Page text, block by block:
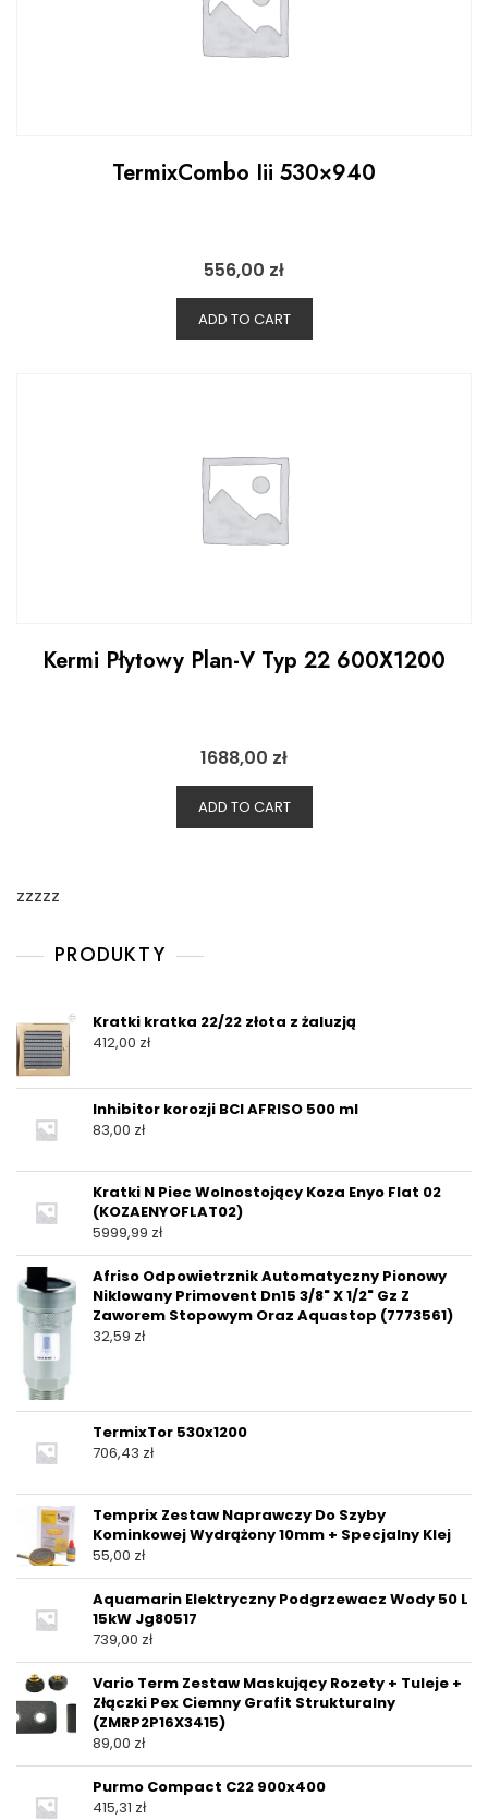
TermixCombo Iii 530×940
556,00 zł
ADD TO CART
Kermi Płytowy Plan-V Typ 22 600X1200
1688,00 zł
ADD TO CART
zzzzz
PRODUKTY
Kratki kratka 22/22 złota z żaluzją
412,00 zł
Inhibitor korozji BCI AFRISO 500 ml
83,00 zł
Kratki N Piec Wolnostojący Koza Enyo Flat 02
(KOZAENYOFLAT02)
5999,99 zł
Afriso Odpowietrznik Automatyczny Pionowy
Niklowany Primovent Dn15 3/8" X 1/2" Gz Z
Zaworem Stopowym Oraz Aquastop (7773561)
32,59 zł
TermixTor 530x1200
706,43 zł
Temprix Zestaw Naprawczy Do Szyby
Kominkowej Wydrążony 10mm + Specjalny Klej
55,00 zł
Aquamarin Elektryczny Podgrzewacz Wody 50 L
15kW Jg80517
739,00 zł
Vario Term Zestaw Maskujący Rozety + Tuleje +
Złączki Pex Ciemny Grafit Strukturalny
(ZMRP2P16X3415)
89,00 zł
Purmo Compact C22 900x400
415,31 zł